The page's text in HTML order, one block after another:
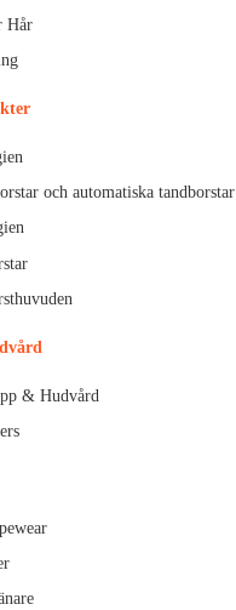
Hår
och automatiska tandborstar
& Hudvård